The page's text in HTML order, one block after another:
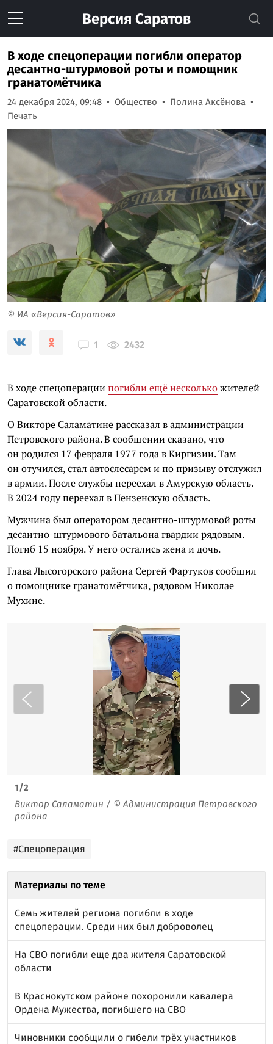
Версия Саратов
В ходе спецоперации погибли оператор
десантно-штурмовой роты и помощник
гранатомётчика
24 декабря 2024, 09:48 Общество
Полина Аксёнова
Печать
© ИА «Версия-Саратов»
1 2432
В ходе спецоперации погибли ещё несколькожителей
Саратовской области.
О Викторе Саламатине рассказал в администрации
Петровского района. В сообщении сказано, что
он родился 17 февраля 1977 года в Киргизии. Там
он отучился, стал автослесарем и по призыву отслужил
в армии. После службы переехал в Амурскую область.
В 2024 году переехал в Пензенскую область.
Мужчина был оператором десантно-штурмовой роты
десантно-штурмового батальона гвардии рядовым.
Погиб 15 ноября. У него остались жена и дочь.
Глава Лысогорского района Сергей Фартуков сообщил
о помощнике гранатомётчика, рядовом Николае
Мухине.
1/2
Виктор Саламатин / © Администрация Петровского
района
#Спецоперация
Материалы по теме
Семь жителей региона погибли в ходе
спецоперации. Среди них был доброволец
На СВО погибли еще два жителя Саратовской
области
В Краснокутском районе похоронили кавалера
Ордена Мужества, погибшего на СВО
Чиновники сообщили о гибели трёх участников